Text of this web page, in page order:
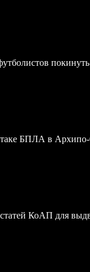
БПЛА в
КоАП для